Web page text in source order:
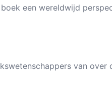
een wereldwijd
van over